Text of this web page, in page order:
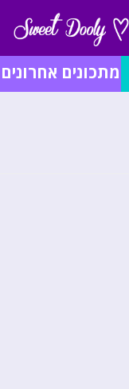
מתכונים אחרונים